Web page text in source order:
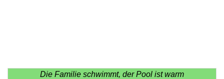
Die Familie schwimmt, der Pool ist warm